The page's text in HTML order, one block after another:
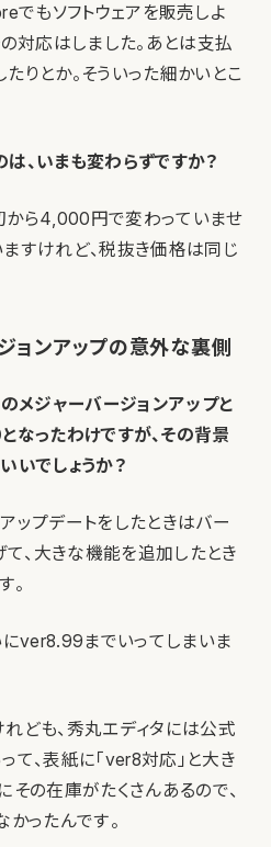
もソフトウェアを販売しよ
の対応はしました。あとは支払
りとか。そういった細かいとこ
、いまも変わらずですか？
ら4,000円で変わっていませ
すけれど、税抜き価格は同じ
ョンアップの意外な裏側
メジャーバージョンアップと
なったわけですが、その背景
いでしょうか？
ップデートをしたときはバー
、大きな機能を追加したとき
。
にver8.99までいってしまいま
ども、秀丸エディタには公式
て、表紙に「ver8対応」と大き
その在庫がたくさんあるので、
ったんです。